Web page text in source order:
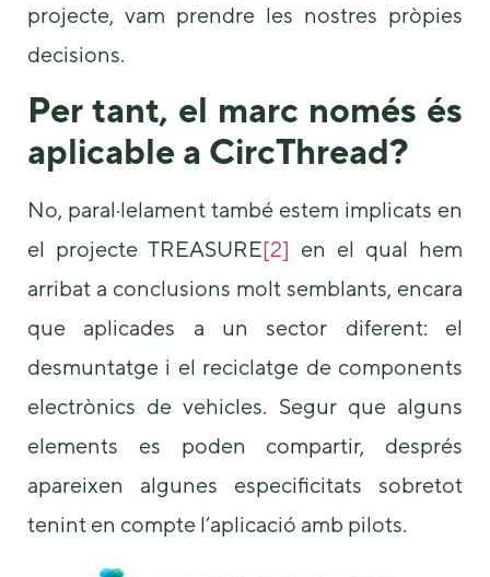
projecte, vam prendre les nostres pròpies
decisions.
Per tant, el marc només és
aplicable a CircThread?
No, paral·lelament també estem implicats en
el projecte TREASURE[2] en el qual hem
arribat a conclusions molt semblants, encara
que aplicades a un sector diferent: el
desmuntatge i el reciclatge de components
electrònics de vehicles. Segur que alguns
elements es poden compartir, després
apareixen algunes especificitats sobretot
tenint en compte l’aplicació amb pilots.